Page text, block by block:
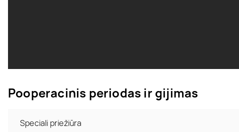
Pooperacinis periodas ir gijimas
Speciali priežiūra